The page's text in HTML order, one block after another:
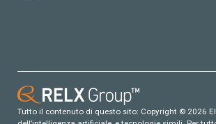
Tutto il contenuto di questo sito: Copyright © 2026